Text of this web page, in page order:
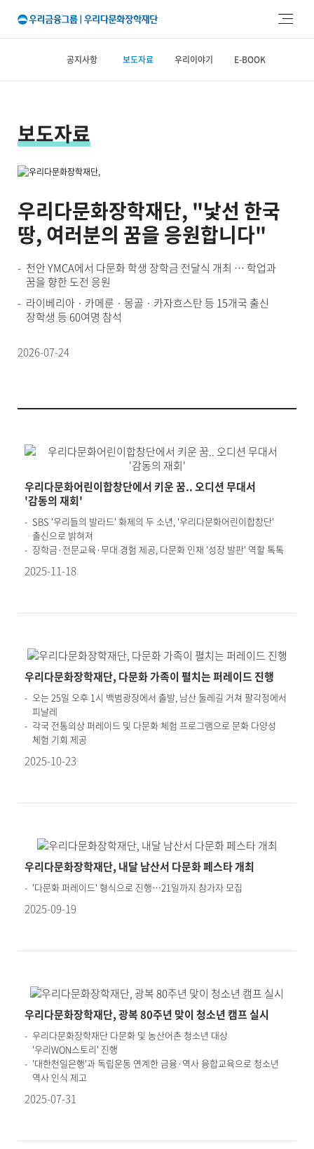
본문 바로가기
주메뉴 바로가기
공지사항 보도자료 우리이야기 E-BOOK
보도자료
우리다문화장학재단, "낯선 한국
땅, 여러분의 꿈을 응원합니다"
천안 YMCA에서 다문화 학생 장학금 전달식 개최 … 학업과
꿈을 향한 도전 응원
라이베리아 · 카메룬 · 몽골 · 카자흐스탄 등 15개국 출신
장학생 등 60여명 참석
2026-07-24
우리다문화어린이합창단에서 키운 꿈.. 오디션 무대서
'감동의 재회'
SBS '우리들의 발라드' 화제의 두 소년, '우리다문화어린이합창단'
출신으로 밝혀져
장학금·전문교육·무대 경험 제공, 다문화 인재 '성장 발판' 역할 톡톡
2025-11-18
우리다문화장학재단, 다문화 가족이 펼치는 퍼레이드 진행
오는 25일 오후 1시 백범광장에서 출발, 남산 둘레길 거쳐 팔각정에서
피날레
각국 전통의상 퍼레이드 및 다문화 체험 프로그램으로 문화 다양성
체험 기회 제공
2025-10-23
우리다문화장학재단, 내달 남산서 다문화 페스타 개최
'다문화 퍼레이드' 형식으로 진행…21일까지 참가자 모집
2025-09-19
우리다문화장학재단, 광복 80주년 맞이 청소년 캠프 실시
우리다문화장학재단 다문화 및 농산어촌 청소년 대상
'우리WON스토리' 진행
'대한천일은행'과 독립운동 연계한 금융·역사 융합교육으로 청소년
역사 인식 제고
2025-07-31